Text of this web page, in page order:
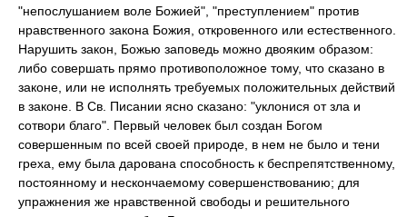
"непослушанием воле Божией", "преступлением" против
нравственного закона Божия, откровенного или естественного.
Нарушить закон, Божью заповедь можно двояким образом:
либо совершать прямо противоположное тому, что сказано в
законе, или не исполнять требуемых положительных действий
в законе. В Св. Писании ясно сказано: "уклонися от зла и
сотвори благо". Первый человек был создан Богом
совершенным по всей своей природе, в нем не было и тени
греха, ему была дарована способность к беспрепятственному,
постоянному и нескончаемому совершенствованию; для
упражнения же нравственной свободы и решительного